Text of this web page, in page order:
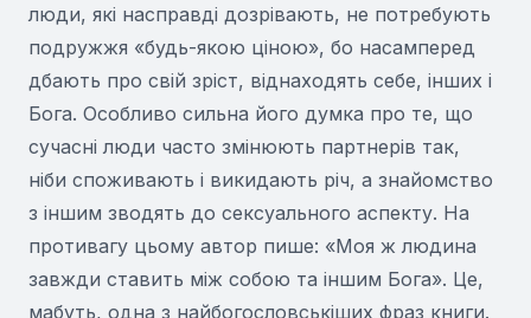
люди, які насправді дозрівають, не потребують
подружжя «будь-якою ціною», бо насамперед
дбають про свій зріст, віднаходять себе, інших і
Бога. Особливо сильна його думка про те, що
сучасні люди часто змінюють партнерів так,
ніби споживають і викидають річ, а знайомство
з іншим зводять до сексуального аспекту. На
противагу цьому автор пише: «Моя ж людина
завжди ставить між собою та іншим Бога». Це,
мабуть, одна з найбогословськіших фраз книги.